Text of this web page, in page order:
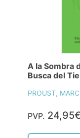
A la Sombra
Busca del
PROUST,
PVP. 24,95€